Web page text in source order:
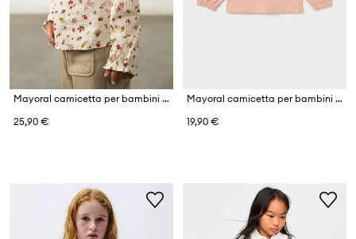
Mayoral camicetta per bambini in cotone
25,90 €
Mayoral camicetta per bambini in cotone con elastan
19,90 €